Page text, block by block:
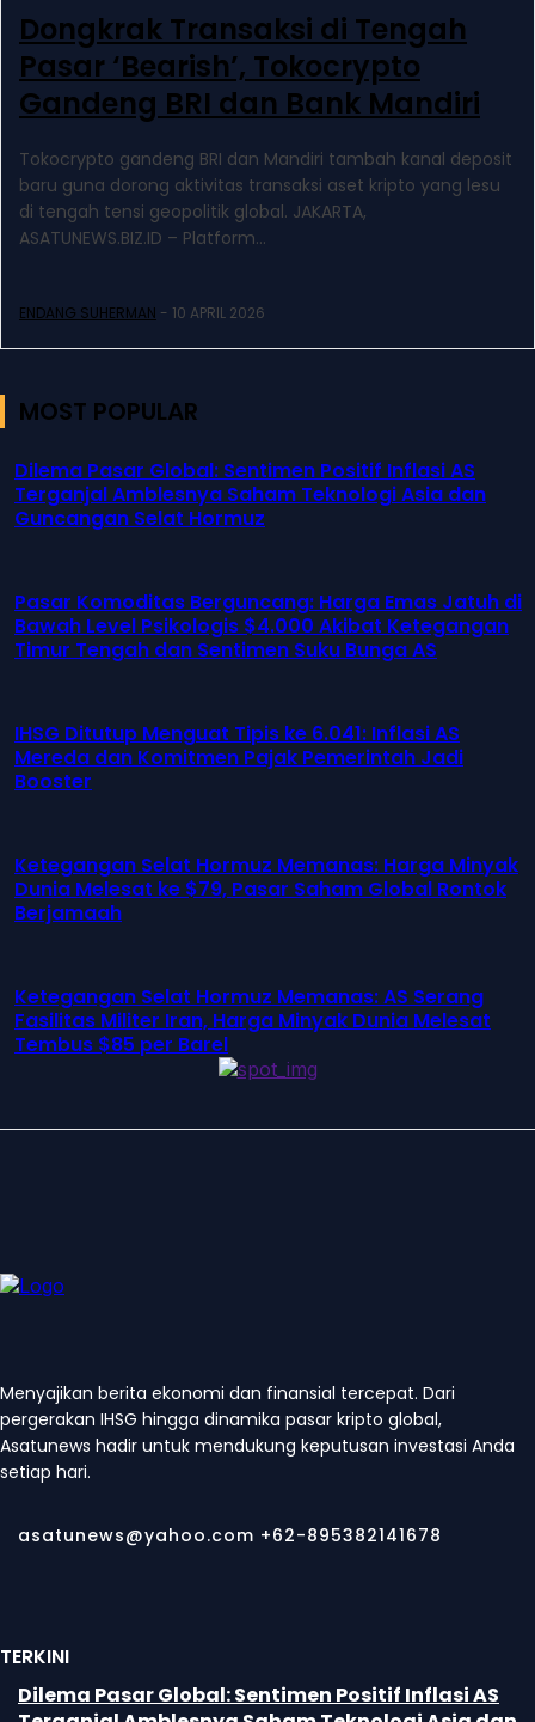
Dongkrak Transaksi di Tengah
Pasar ‘Bearish’, Tokocrypto
Gandeng BRI dan Bank Mandiri
Tokocrypto gandeng BRI dan Mandiri tambah kanal deposit
baru guna dorong aktivitas transaksi aset kripto yang lesu
di tengah tensi geopolitik global. JAKARTA,
ASATUNEWS.BIZ.ID – Platform...
ENDANG SUHERMAN - 10 APRIL 2026
MOST POPULAR
Dilema Pasar Global: Sentimen Positif Inflasi AS
Terganjal Amblesnya Saham Teknologi Asia dan
Guncangan Selat Hormuz
Pasar Komoditas Berguncang: Harga Emas Jatuh di
Bawah Level Psikologis $4.000 Akibat Ketegangan
Timur Tengah dan Sentimen Suku Bunga AS
IHSG Ditutup Menguat Tipis ke 6.041: Inflasi AS
Mereda dan Komitmen Pajak Pemerintah Jadi
Booster
Ketegangan Selat Hormuz Memanas: Harga Minyak
Dunia Melesat ke $79, Pasar Saham Global Rontok
Berjamaah
Ketegangan Selat Hormuz Memanas: AS Serang
Fasilitas Militer Iran, Harga Minyak Dunia Melesat
Tembus $85 per Barel
Menyajikan berita ekonomi dan finansial tercepat. Dari
pergerakan IHSG hingga dinamika pasar kripto global,
Asatunews hadir untuk mendukung keputusan investasi Anda
setiap hari.
asatunews@yahoo.com +62-895382141678
TERKINI
Dilema Pasar Global: Sentimen Positif Inflasi AS